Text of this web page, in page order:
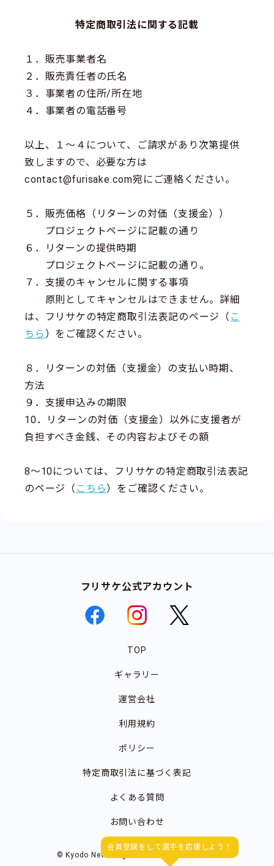
特定商取引法に関する記載
１．販売事業者名
２．販売責任者の氏名
３．事業者の住所/所在地
４．事業者の電話番号
以上、１～４について、ご請求があり次第提供
致しますので、必要な方は
contact@furisake.com宛にご連絡ください。
５．販売価格（リターンの対価（支援金））
プロジェクトページに記載の通り
６．リターンの提供時期
プロジェクトページに記載の通り。
７．支援のキャンセルに関する事項
原則としてキャンセルはできません。詳細
は、フリサケの特定商取引法表記のページ（ こ
ちら ）をご確認ください。
８．リターンの対価（支援金）の支払い時期、
方法
９．支援申込みの期限
10．リターンの対価（支援金）以外に支援者が
負担すべき金銭、その内容およびその額
8～10については、フリサケの特定商取引法表記
のページ（ こちら ）をご確認ください。
会員登録をして選手を応援しよう！
フリサケ公式アカウント
TOP
ギャラリー
運営会社
利用規約
ポリシー
特定商取引法に基づく表記
よくある質問
お問い合わせ
© Kyodo News Digital.All Rights Reserved.